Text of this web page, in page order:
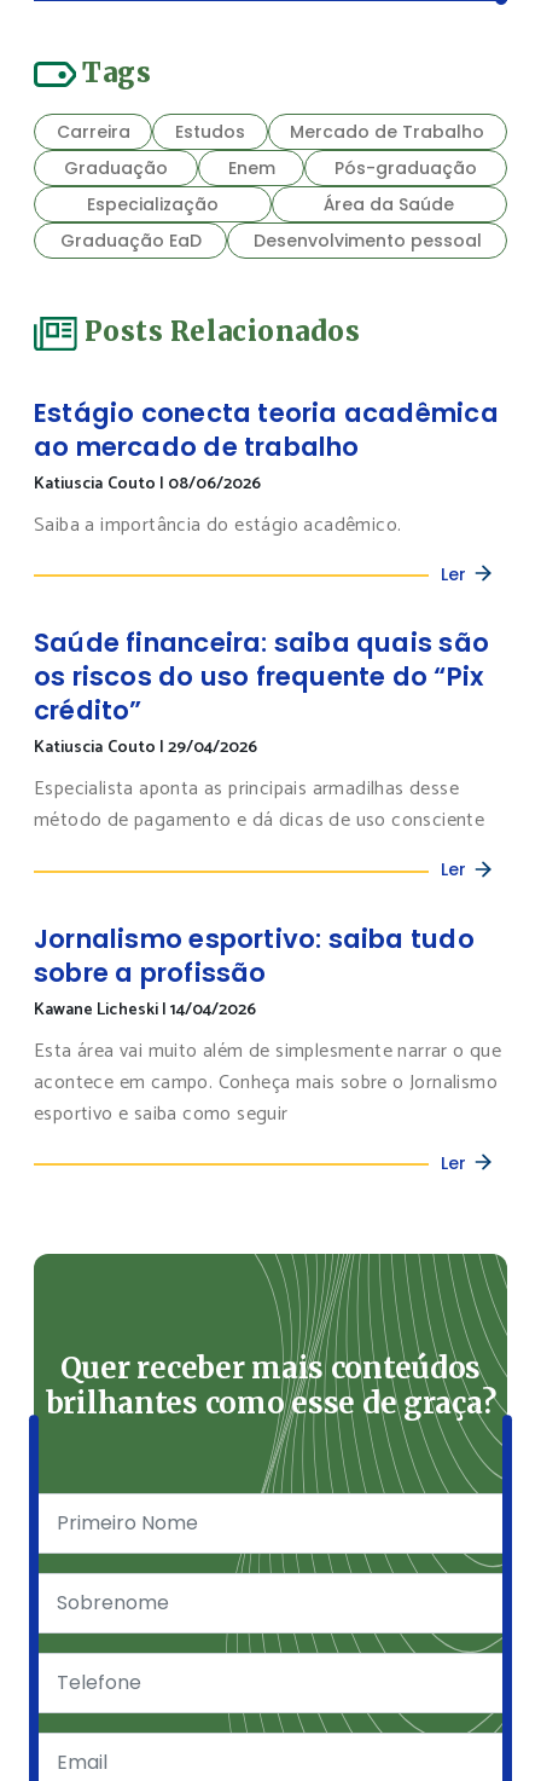
Tags
Carreira Estudos
Mercado de Trabalho
Graduação
Enem
Pós-graduação
Especialização
Área da Saúde
Graduação EaD
Desenvolvimento pessoal
Posts Relacionados
Estágio conecta teoria acadêmica
ao mercado de trabalho
Katiuscia Couto | 08/06/2026
Saiba a importância do estágio acadêmico.
Ler
Saúde financeira: saiba quais são
os riscos do uso frequente do “Pix
crédito”
Katiuscia Couto |29/04/2026
Especialista aponta as principais armadilhas desse
método de pagamento e dá dicas de uso consciente
Ler
Jornalismo esportivo: saiba tudo
sobre a profissão
Kawane Licheski|14/04/2026
Esta área vai muito além de simplesmente narrar o que
acontece em campo. Conheça mais sobre o Jornalismo
esportivo e saiba como seguir
Ler
Quer receber mais conteúdos
brilhantes como esse de graça?